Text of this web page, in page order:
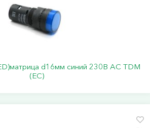
d16мм синий 230В АС TDM
(ЕС)